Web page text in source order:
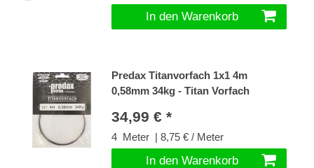
In den Warenkorb
Predax Titanvorfach 1x1 4m
0,58mm 34kg - Titan Vorfach
34,99 € *
4 Meter | 8,75 € / Meter
In den Warenkorb